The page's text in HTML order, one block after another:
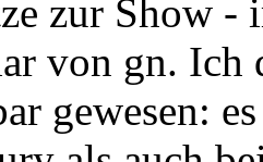
zur Show
von gn. Ich
gewesen: